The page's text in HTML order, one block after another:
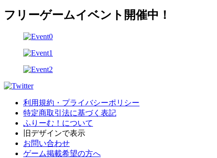
フリーゲームイベント開催中！
利用規約・プライバシーポリシー
特定商取引法に基づく表記
ふりーむ！について
旧デザインで表示
お問い合わせ
ゲーム掲載希望の方へ